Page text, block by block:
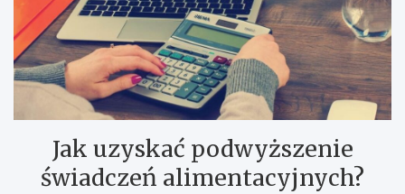
Jak uzyskać podwyższenie
świadczeń alimentacyjnych?